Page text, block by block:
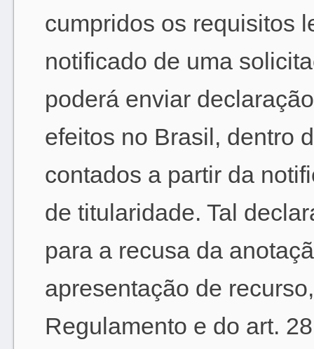
cumpridos os requisitos
notificado de uma
poderá enviar
efeitos no Brasil, dentro
contados a partir da
de titularidade. Tal
para a recusa da
apresentação de
Regulamento e do art.